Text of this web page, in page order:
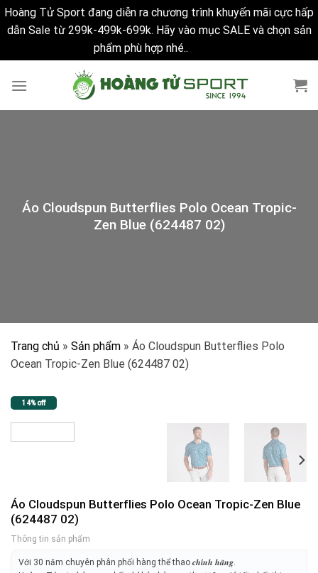
Hoàng Tử Sport đang diễn ra chương trình khuyến mãi cực hấp
dẫn Sale từ 299k-499k-699k. Hãy vào mục SALE và chọn sản
phẩm phù hợp nhé..
Áo Cloudspun Butterflies Polo Ocean Tropic-
Zen Blue (624487 02)
Trang chủ » Sản phẩm » Áo Cloudspun Butterflies Polo
Ocean Tropic-Zen Blue (624487 02)
14% off
Áo Cloudspun Butterflies Polo Ocean Tropic-Zen Blue
(624487 02)
Thông tin sản phẩm
Với 30 năm chuyên phân phối hàng thể thao 𝒄𝒉𝒊́𝒏𝒉 𝒉𝒂̃𝒏𝒈.